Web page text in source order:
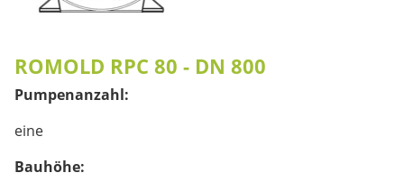
ROMOLD RPC 80 - DN 800
Pumpenanzahl:
eine
Bauhöhe: